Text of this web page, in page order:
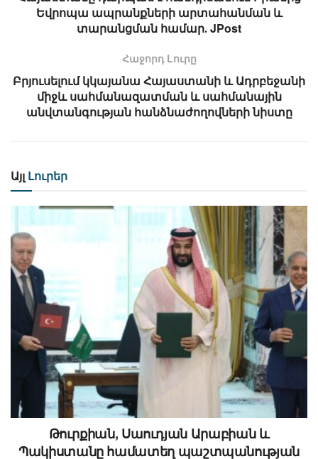
Եվրոպա ապրանքների արտահանման և
տարանցման համար․ JPost
Հաջորդ Lուրը
Բրյուսելում կկայանա Հայաստանի և Ադրբեջանի
միջև սահմանազատման և սահմանային
անվտանգության հանձնաժողովների նիստը
Այլ Լուրեր
Թուրքիան, Սաուդյան Արաբիան և
Պակիստանը համատեղ պաշտպանության